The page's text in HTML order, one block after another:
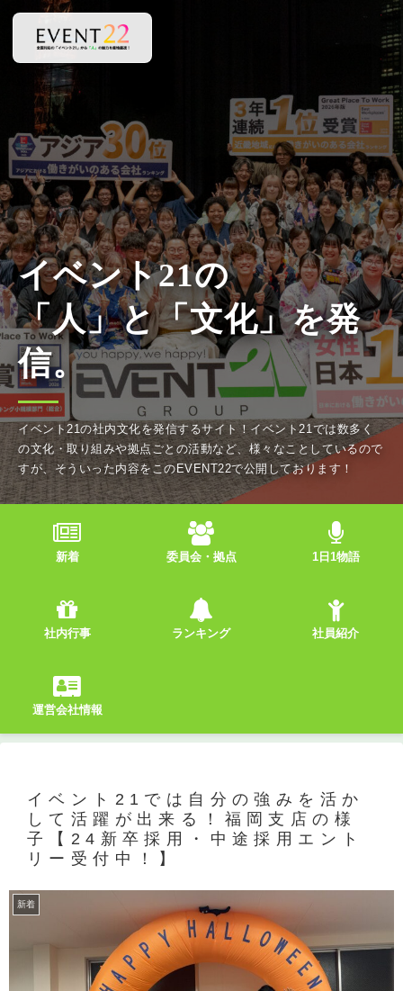
イベント21の社内文化を発信するサイト！イベント21では数多く
の文化・取り組みや拠点ごとの活動など、様々なことしているので
すが、そういった内容をこのEVENT22で公開しております！
新着 委員会・拠点 1日1物語
社内行事 ランキング 社員紹介
運営会社情報
イベント21では自分の強みを活か
して活躍が出来る！福岡支店の様
子【24新卒採用・中途採用エント
リー受付中！】
新着